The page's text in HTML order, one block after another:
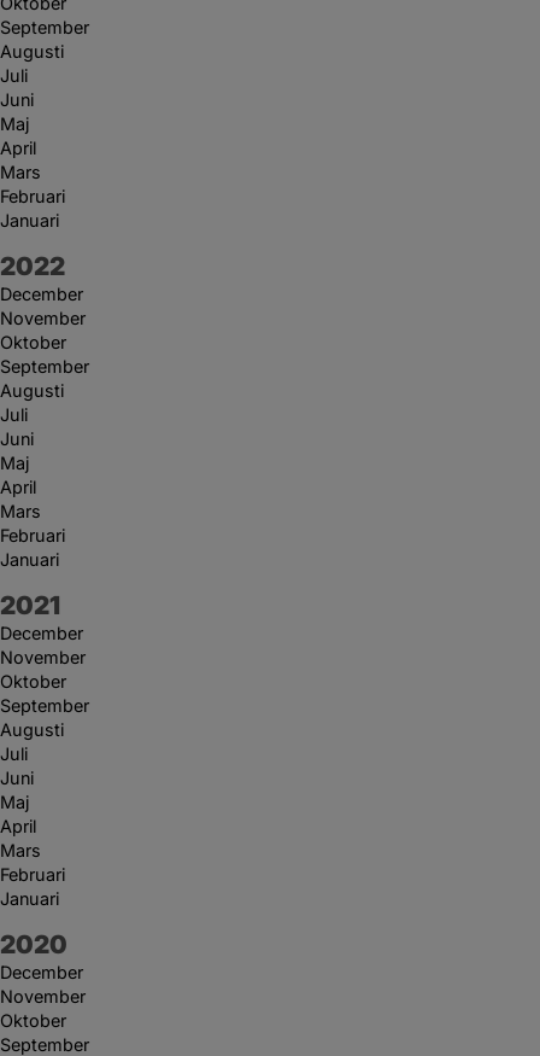
September
Augusti
Juli
Juni
Maj
April
Mars
Februari
Januari
År:
2022
December
November
Oktober
September
Augusti
Juli
Juni
Maj
April
Mars
Februari
Januari
År:
2021
December
November
Oktober
September
Augusti
Juli
Juni
Maj
April
Mars
Februari
Januari
År:
2020
December
November
Oktober
September